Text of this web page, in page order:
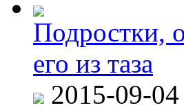
Подростки,
его из таза
2015-09-